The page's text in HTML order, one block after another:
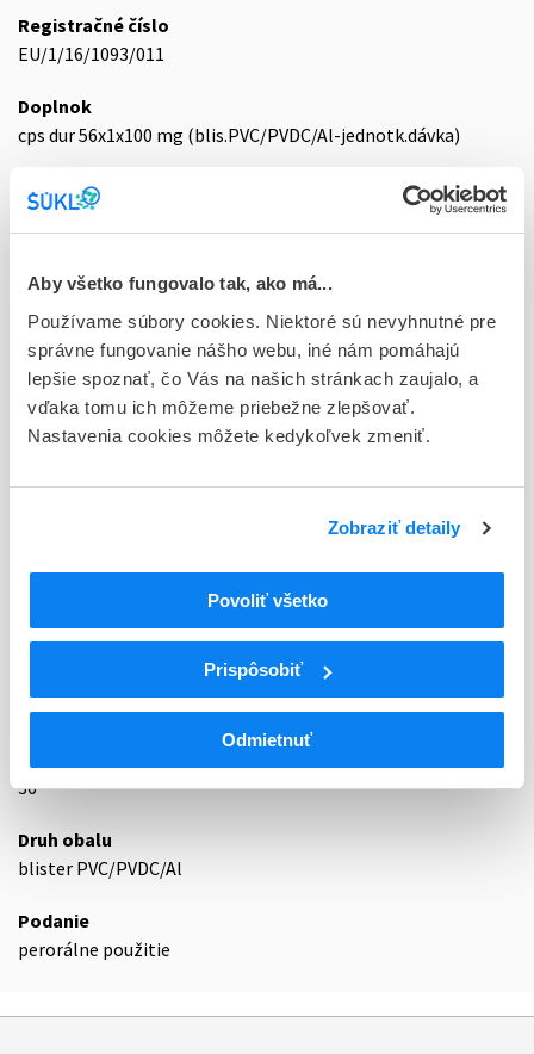
Aby všetko fungovalo tak, ako má...
Používame súbory cookies. Niektoré sú nevyhnutné pre
správne fungovanie nášho webu, iné nám pomáhajú
lepšie spoznať, čo Vás na našich stránkach zaujalo, a
vďaka tomu ich môžeme priebežne zlepšovať.
Nastavenia cookies môžete kedykoľvek zmeniť.
Zobraziť detaily
Povoliť všetko
Prispôsobiť
Odmietnuť
Registračné číslo
EU/1/16/1093/011
Doplnok
cps dur 56x1x100 mg (blis.PVC/PVDC/Al-jednotk.dávka)
Stav
E - EU registrácia
Európska
Držiteľ, krajina
Viatris Limited, Írsko
Indikačná skupina
Centrálna nervová sústava
N03
Antiepileptiká
Antiepileptiká
N03AX
N03AX15
Zonisamid
Podrobnosti o lieku
36
Druh obalu
blister PVC/PVDC/Al
Podanie
perorálne použitie